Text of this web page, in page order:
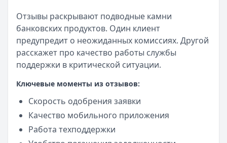
Отзывы раскрывают подводные камни
банковских продуктов. Один клиент
предупредит о неожиданных комиссиях. Другой
расскажет про качество работы службы
поддержки в критической ситуации.
Ключевые моменты из отзывов:
Скорость одобрения заявки
Качество мобильного приложения
Работа техподдержки